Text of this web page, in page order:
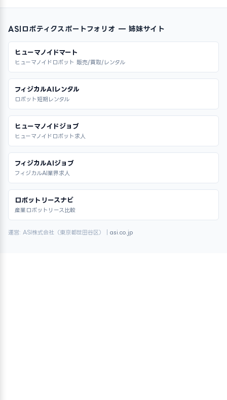
ASIロボティクスポートフォリオ — 姉妹サイト
ヒューマノイドマート
ヒューマノイドロボット 販売/買取/レンタル
フィジカルAIレンタル
ロボット短期レンタル
ヒューマノイドジョブ
ヒューマノイドロボット求人
フィジカルAIジョブ
フィジカルAI業界求人
ロボットリースナビ
産業ロボットリース比較
運営: ASI株式会社（東京都世田谷区）｜ asi.co.jp